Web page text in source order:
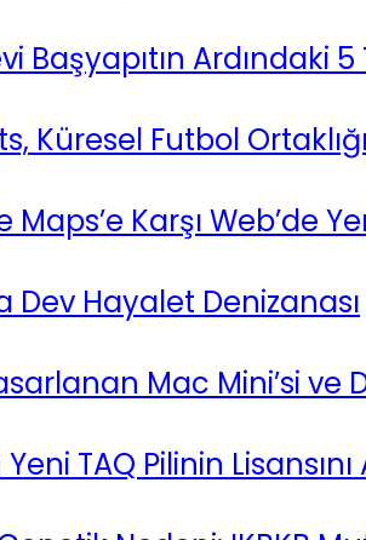
Başyapıtın Ardındaki 5
Küresel Futbol
Karşı Web’de
Dev Hayalet Denizanası
Mac Mini’si ve
TAQ Pilinin Lisansını